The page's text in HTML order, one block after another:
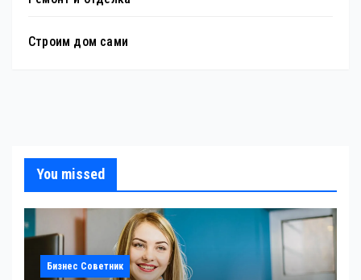
Строим дом сами
You missed
Бизнес Советник